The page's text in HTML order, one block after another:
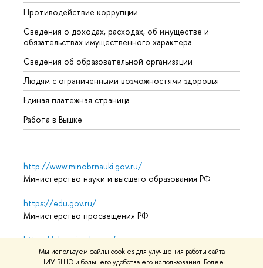
Мы используем файлы cookies для улучшения работы сайта
НИУ ВШЭ и большего удобства его использования. Более
Противодействие коррупции
Сведения о доходах, расходах, об имуществе и
обязательствах имущественного характера
Сведения об образовательной организации
Людям с ограниченными возможностями здоровья
Единая платежная страница
Работа в Вышке
http://www.minobrnauki.gov.ru/
Министерство науки и высшего образования РФ
https://edu.gov.ru/
Министерство просвещения РФ
https://elearning.hse.ru/mooc
Массовые открытые онлайн-курсы